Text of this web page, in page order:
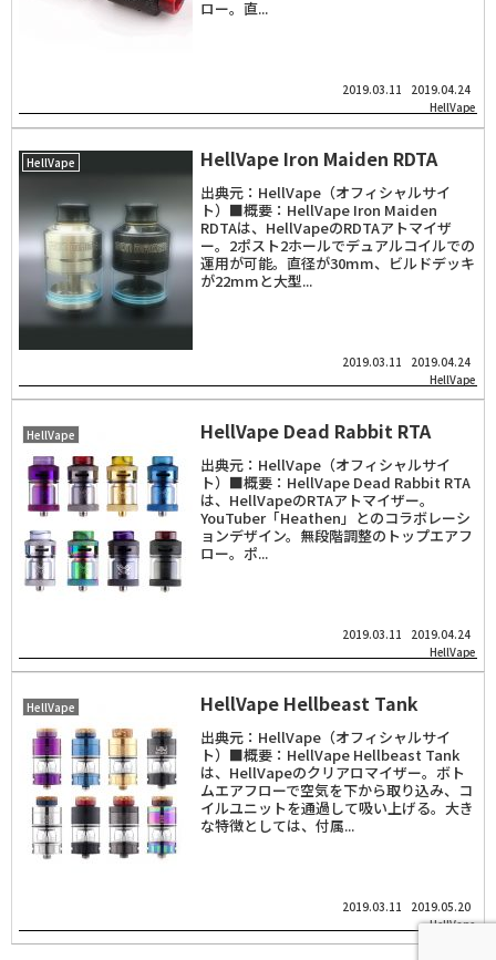
ロー。直...
2019.03.11
2019.04.24
HellVape
HellVape HellVape Iron Maiden RDTA
出典元：HellVape（オフィシャルサイ
ト）■概要：HellVape Iron Maiden
RDTAは、HellVapeのRDTAアトマイザ
ー。2ポスト2ホールでデュアルコイルでの
運用が可能。直径が30mm、ビルドデッキ
が22mmと大型...
2019.03.11
2019.04.24
HellVape
HellVape HellVape Dead Rabbit RTA
出典元：HellVape（オフィシャルサイ
ト）■概要：HellVape Dead Rabbit RTA
は、HellVapeのRTAアトマイザー。
YouTuber「Heathen」とのコラボレーシ
ョンデザイン。無段階調整のトップエアフ
ロー。ポ...
2019.03.11
2019.04.24
HellVape
HellVape HellVape Hellbeast Tank
出典元：HellVape（オフィシャルサイ
ト）■概要：HellVape Hellbeast Tank
は、HellVapeのクリアロマイザー。ボト
ムエアフローで空気を下から取り込み、コ
イルユニットを通過して吸い上げる。大き
な特徴としては、付属...
2019.03.11
2019.05.20
HellVape